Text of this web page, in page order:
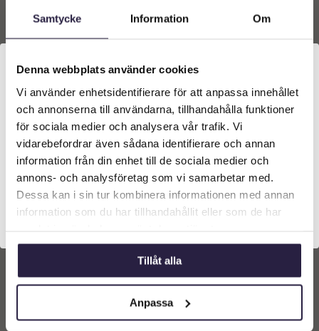
Samtycke Information Om
Denna webbplats använder cookies
Vi använder enhetsidentifierare för att anpassa innehållet
och annonserna till användarna, tillhandahålla funktioner
för sociala medier och analysera vår trafik. Vi
vidarebefordrar även sådana identifierare och annan
information från din enhet till de sociala medier och
annons- och analysföretag som vi samarbetar med.
Dessa kan i sin tur kombinera informationen med annan
information som du har tillhandahållit eller som de har
Tillåt alla
Anpassa
Kruka | Urna-Vas Baku
Svartmelerad 50 cm
1399kr
varukorg
Vas | Ebbe Bränd Mässing
Ø27x93cm
3499kr
varukorg
Välkommen till Webflower
Vilken typ av kund är du? Du kan alltid justera ditt val
längst upp på sidan.
Företagskund (exkl. moms)
Privatkund (inkl. moms)